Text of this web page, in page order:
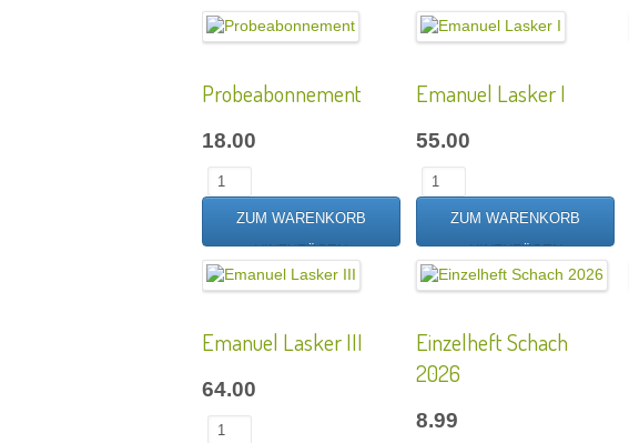
Probeabonnement
18.00
Emanuel Lasker I
55.00
Emanuel Lasker III
64.00
Einzelheft Schach
2026
8.99